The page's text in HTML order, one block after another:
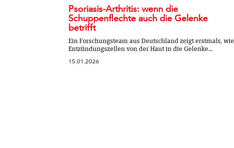
Psoriasis-Arthritis: wenn die
Schuppenflechte auch die Gelenke
betrifft
Ein Forschungsteam aus Deutschland zeigt erstmals, wie
Entzündungszellen von der Haut in die Gelenke...
15.01.2026